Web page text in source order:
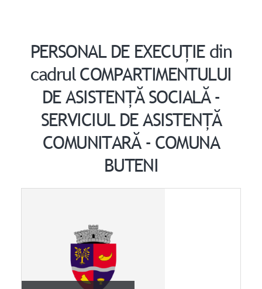
PERSONAL DE EXECUȚIE din
cadrul COMPARTIMENTULUI
DE ASISTENȚĂ SOCIALĂ -
SERVICIUL DE ASISTENȚĂ
COMUNITARĂ - COMUNA
BUTENI